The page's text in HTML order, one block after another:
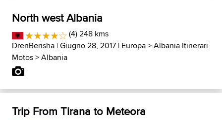
North west Albania
(4) 248 kms
DrenBerisha | Giugno 28, 2017 | Europa>Albania Itinerari
Motos>Albania
Trip From Tirana to Meteora